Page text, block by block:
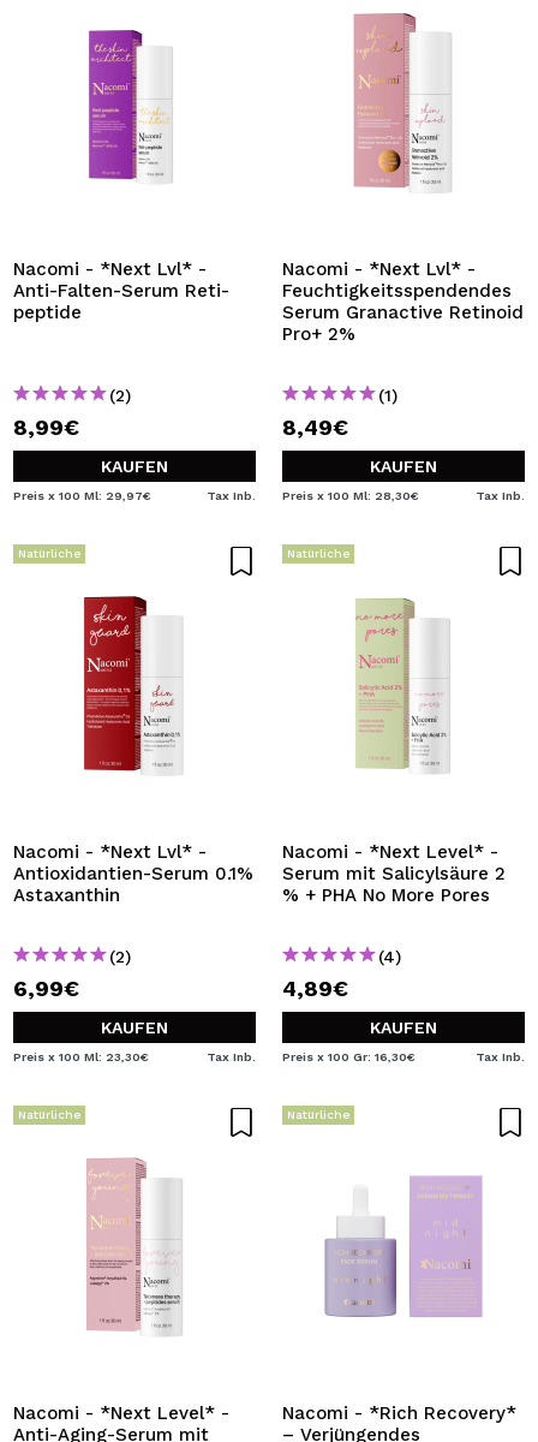
Nacomi - *Next Lvl* -
Anti-Falten-Serum Reti-
peptide
(2)
8,99€
KAUFEN
Preis x 100 Ml: 29,97€ Tax Inb.
Nacomi - *Next Lvl* -
Feuchtigkeitsspendendes
Serum Granactive Retinoid
Pro+ 2%
(1)
8,49€
KAUFEN
Preis x 100 Ml: 28,30€ Tax Inb.
Natürliche
Nacomi - *Next Lvl* -
Antioxidantien-Serum 0.1%
Astaxanthin
(2)
6,99€
KAUFEN
Preis x 100 Ml: 23,30€ Tax Inb.
Natürliche
Nacomi - *Next Level* -
Serum mit Salicylsäure 2
% + PHA No More Pores
(4)
4,89€
KAUFEN
Preis x 100 Gr: 16,30€ Tax Inb.
Natürliche
Nacomi - *Next Level* -
Anti-Aging-Serum mit
Natürliche
Nacomi - *Rich Recovery*
– Verjüngendes